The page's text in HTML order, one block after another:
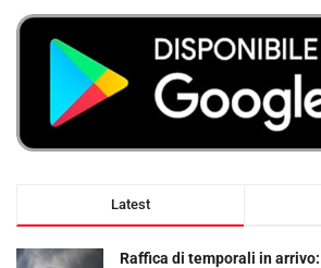
Latest
Raffica di temporali in